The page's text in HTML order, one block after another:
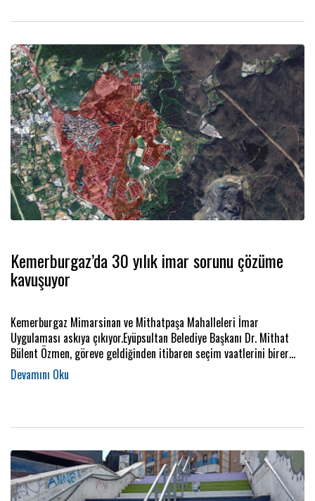
Kemerburgaz’da 30 yılık imar sorunu çözüme
kavuşuyor
Kemerburgaz Mimarsinan ve Mithatpaşa Mahalleleri İmar
Uygulaması askıya çıkıyor.Eyüpsultan Belediye Başkanı Dr. Mithat
Bülent Özmen, göreve geldiğinden itibaren seçim vaatlerini birer
birer hayata geçirirken, ilçede uzun yıllardır çözüm bekleyen
sorunların giderilmesi için de çalışmalarına aralıksız devam ediyor.